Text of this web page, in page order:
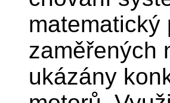
matematický
zaměřených
ukázány